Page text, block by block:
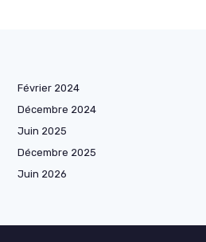
Février 2024
Décembre 2024
Juin 2025
Décembre 2025
Juin 2026